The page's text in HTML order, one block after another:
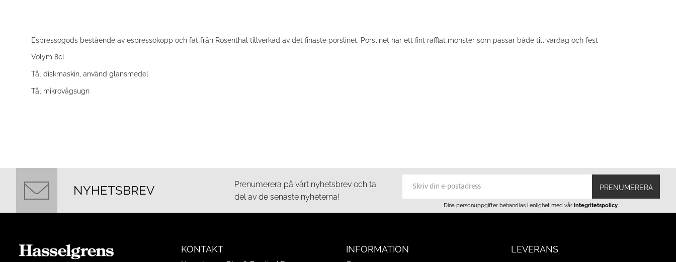
Espressogods bestående av espressokopp och fat från Rosenthal tillverkad av det finaste porslinet. Porslinet har ett fint räfflat mönster som passar både till vardag och fest
Volym 8cl
Tål diskmaskin, använd glansmedel
Tål mikrovågsugn
NYHETSBREV
Prenumerera på vårt nyhetsbrev och ta
del av de senaste nyheterna!
PRENUMERERA
Dina personuppgifter behandlas i enlighet med vår integritetspolicy
KONTAKT INFORMATION LEVERANS